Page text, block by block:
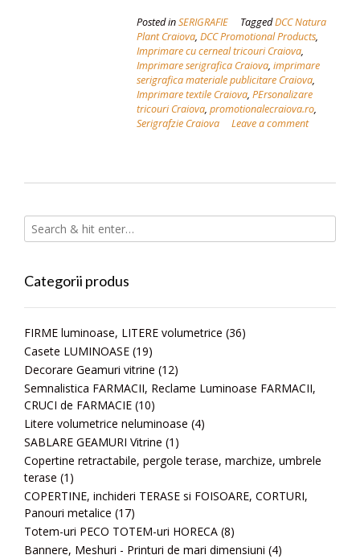
Posted inSERIGRAFIE TaggedDCC Natura
Plant Craiova, DCC Promotional Products,
Imprimare cu cerneal tricouri Craiova,
Imprimare serigrafica Craiova, imprimare
serigrafica materiale publicitare Craiova,
Imprimare textile Craiova, PErsonalizare
tricouri Craiova, promotionalecraiova.ro,
Serigrafzie Craiova
Leave a comment
Categorii produs
FIRME luminoase, LITERE volumetrice (36)
Casete LUMINOASE (19)
Decorare Geamuri vitrine (12)
Semnalistica FARMACII, Reclame Luminoase FARMACII,
CRUCI de FARMACIE (10)
Litere volumetrice neluminoase (4)
SABLARE GEAMURI Vitrine (1)
Copertine retractabile, pergole terase, marchize, umbrele
terase (1)
COPERTINE, inchideri TERASE si FOISOARE, CORTURI,
Panouri metalice (17)
Totem-uri PECO TOTEM-uri HORECA (8)
Bannere, Meshuri - Printuri de mari dimensiuni (4)